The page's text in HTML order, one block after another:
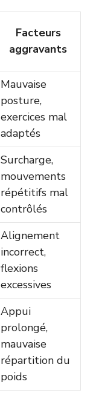
Facteurs
aggravants
Mauvaise
posture,
exercices mal
adaptés
Surcharge,
mouvements
répétitifs mal
contrôlés
Alignement
incorrect,
flexions
excessives
Appui
prolongé,
mauvaise
répartition du
poids